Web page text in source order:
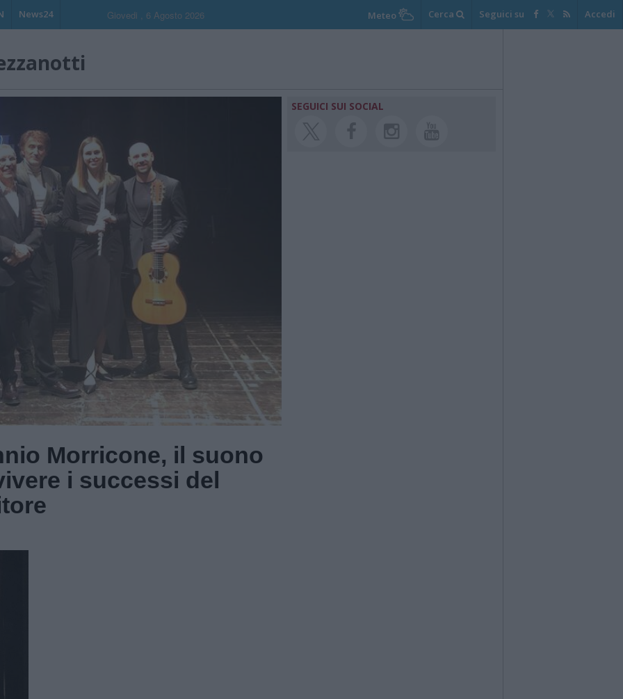
News24 Giovedi , 6 Agosto 2026 Meteo Cerca Seguici su Accedi
Morricone, il suono
i successi del
SEGUICI SUI SOCIAL